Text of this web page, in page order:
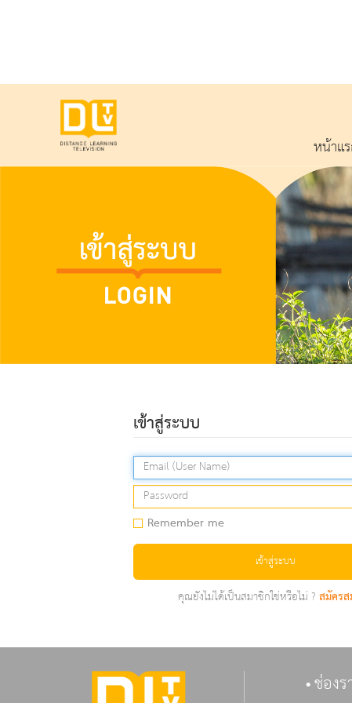
หน้าแ
เข้าสู่ระบบ
Remember me
เข้าสู่ระบบ
คุณยังไม่ได้เป็นสมาชิกใช่หรือไม่ ?สมัคร
ช่อง